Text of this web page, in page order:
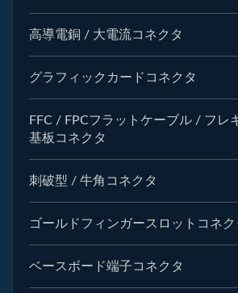
高導電銅 / 大電流コネクタ
グラフィックカードコネクタ
FFC / FPCフラットケーブル / フレ
基板コネクタ
刺破型 / 牛角コネクタ
ゴールドフィンガースロットコネク
ベースボード端子コネクタ